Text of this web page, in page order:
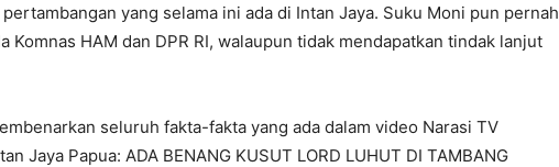
yang selama ini ada di Intan Jaya. Suku Moni pun pernah
Komnas HAM dan DPR RI, walaupun tidak mendapatkan tindak lanjut
seluruh fakta-fakta yang ada dalam video Narasi TV
Jaya Papua: ADA BENANG KUSUT LORD LUHUT DI TAMBANG